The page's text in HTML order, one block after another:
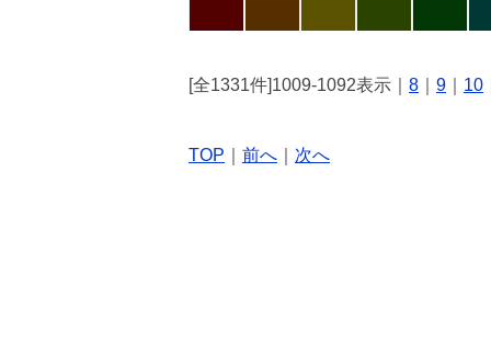
[全1331件]1009-1092表示｜ 8 9 10
TOP 前へ 次へ